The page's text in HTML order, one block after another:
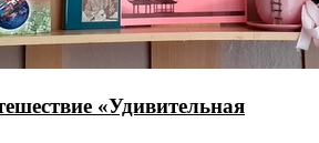
«Удивительная